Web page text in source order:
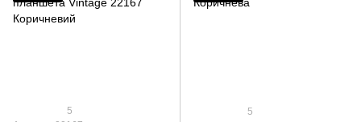
5
5